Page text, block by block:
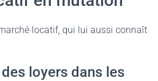
locatif, qui lui aussi connaît
loyers dans les